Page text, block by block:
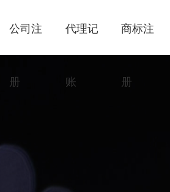
公司注
册
代理记
账
商标注
册